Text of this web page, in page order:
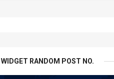
WIDGET RANDOM POST NO.